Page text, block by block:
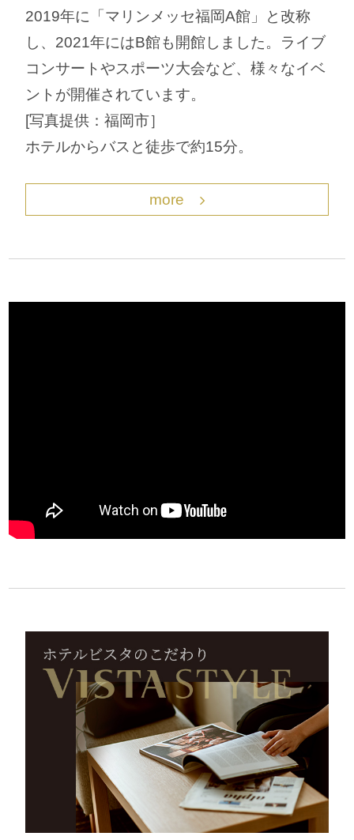
2019年に「マリンメッセ福岡A館」と改称
し、2021年にはB館も開館しました。ライブ
コンサートやスポーツ大会など、様々なイベ
ントが開催されています。
[写真提供：福岡市］
ホテルからバスと徒歩で約15分。
more